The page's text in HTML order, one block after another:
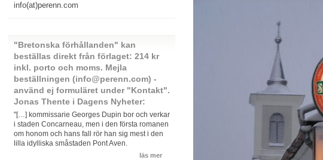
info(at)perenn.com
"Bretonska förhållanden" kan
beställas direkt från förlaget: 214 kr
inkl. porto och moms. Mejla
beställningen (info@perenn.com) -
använd ej formuläret under "Kontakt".
Jonas Thente i Dagens Nyheter:
"[…] kommissarie Georges Dupin bor och verkar
i staden Concarneau, men i den första romanen
om honom och hans fall rör han sig mest i den
lilla idylliska småstaden Pont Aven.
läs mer